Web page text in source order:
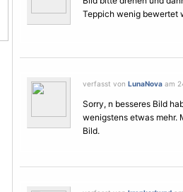
Teppich wenig bewertet
verfasst von LunaNova am
Sorry, n besseres Bild
wenigstens etwas mehr.
Bild.